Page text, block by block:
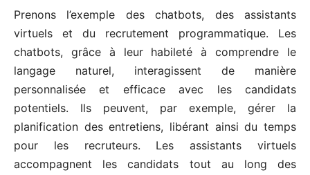
Prenons l’exemple des chatbots, des assistants
virtuels et du recrutement programmatique. Les
chatbots, grâce à leur habileté à comprendre le
langage naturel, interagissent de manière
personnalisée et efficace avec les candidats
potentiels. Ils peuvent, par exemple, gérer la
planification des entretiens, libérant ainsi du temps
pour les recruteurs. Les assistants virtuels
accompagnent les candidats tout au long des